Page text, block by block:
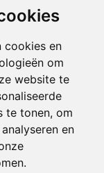
cookies en
om
website te
te tonen, om
en
- 17.00
- 17.00